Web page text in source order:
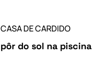
CASA DE CARDIDO
pôr do sol na piscina